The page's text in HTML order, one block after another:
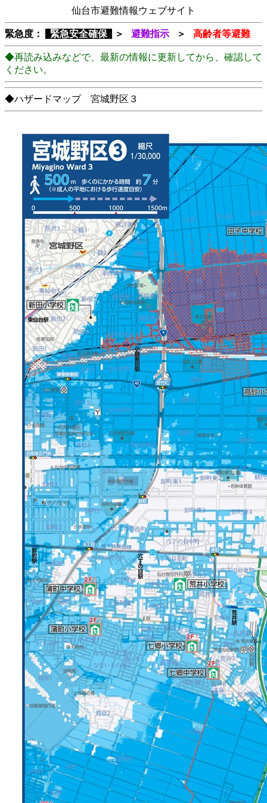
仙台市避難情報ウェブサイト
緊急度： 緊急安全確保 ＞ 避難指示 ＞ 高齢者等避難
◆再読み込みなどで、最新の情報に更新してから、確認して
ください。
◆ハザードマップ 宮城野区３